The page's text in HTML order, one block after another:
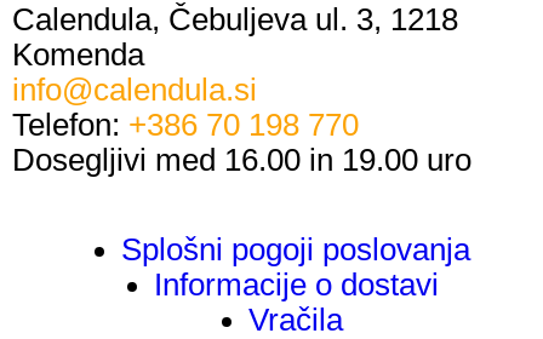
Calendula, Čebuljeva ul. 3, 1218
Komenda
info@calendula.si
Telefon: +386 70 198 770
Dosegljivi med 16.00 in 19.00 uro
Splošni pogoji poslovanja
Informacije o dostavi
Vračila